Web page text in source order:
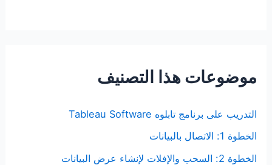
موضوعات هذا التصنيف
التدريب على برنامج تابلوه Tableau Software
الخطوة 1: الاتصال بالبيانات
الخطوة 2: السحب والإفلات لإنشاء عرض البيانات